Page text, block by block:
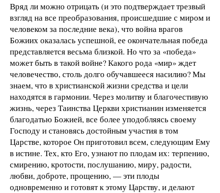
Вряд ли можно отрицать (и это подтверждает трезвый
взгляд на все преобразования, происшедшие с миром и
человеком за последние века), что война врагов
Божиих оказалась успешной, ее окончательная победа
представляется весьма близкой. Но что за «победа»
может быть в такой войне? Какого рода «мир» ждет
человечество, столь долго обучавшееся насилию? Мы
знаем, что в христианской жизни средства и цели
находятся в гармонии. Через молитву и благочестивую
жизнь, через Таинства Церкви христианин изменяется
благодатью Божией, все более уподобляясь своему
Господу и становясь достойным участия в том
Царстве, которое Он приготовил всем, следующим Ему
в истине. Тех, кто Его, узнают по плодам их: терпению,
смирению, кротости, послушанию, миру, радости,
любви, доброте, прощению, — эти плоды
одновременно и готовят к этому Царству, и делают